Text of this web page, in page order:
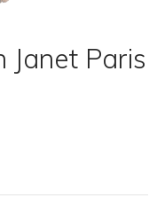
Janet Paris